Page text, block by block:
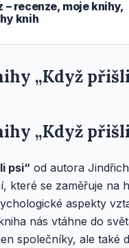
– recenze, moje knihy,
knih
„Když
„Když
psi“ od autora
které se zaměřuje na
aspekty
nás vtáhne do
společníky, ale také